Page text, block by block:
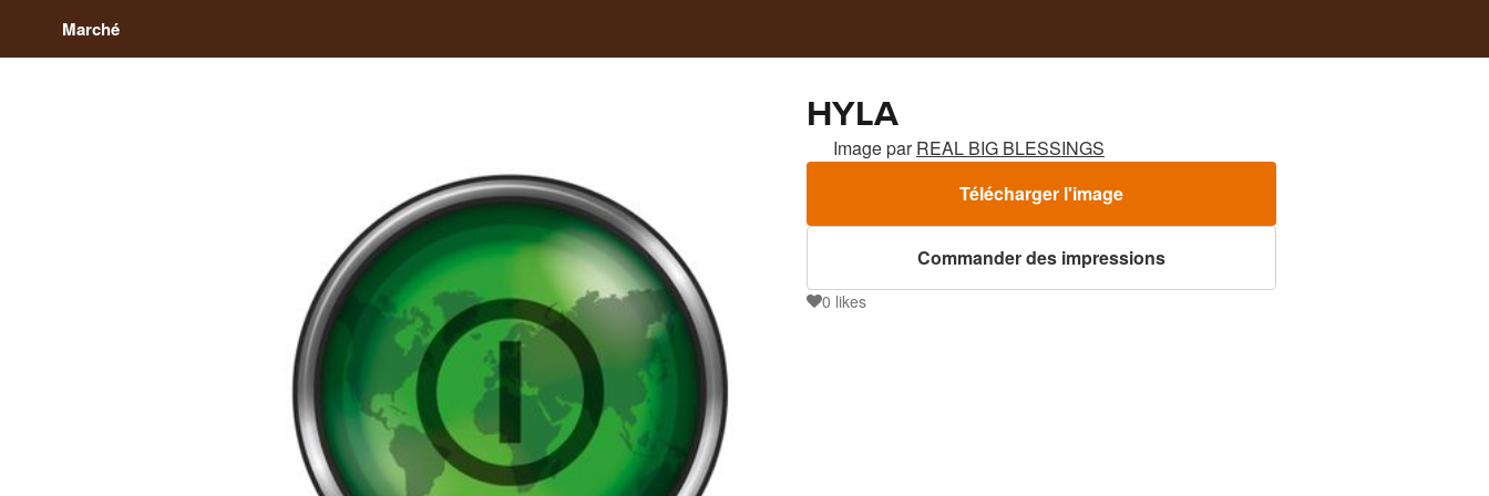
Marché
HYLA
Image parREAL BIG BLESSINGS
Télécharger l'image
Commander des impressions
0 likes